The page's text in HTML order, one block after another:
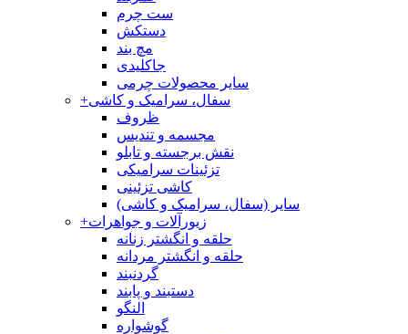
ست چرم
دستکش
مچ بند
جاکلیدی
سایر محصولات چرمی
+سفال، سرامیک و کاشی
ظروف
مجسمه و تندیس
نقش برجسته و تابلو
تزئینات سرامیکی
کاشی تزئینی
سایر (سفال، سرامیک و کاشی)
+زیورآلات و جواهرات
حلقه و انگشتر زنانه
حلقه و انگشتر مردانه
گردنبند
دستبند و پابند
النگو
گوشواره